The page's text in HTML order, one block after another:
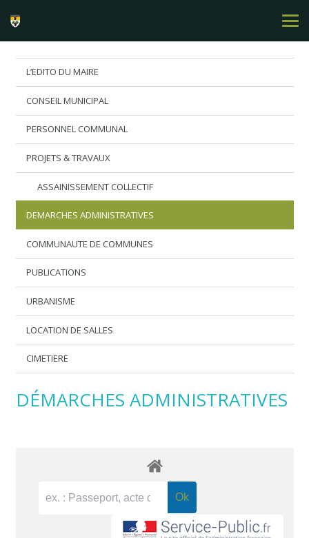
L’EDITO DU MAIRE
CONSEIL MUNICIPAL
PERSONNEL COMMUNAL
PROJETS & TRAVAUX
ASSAINISSEMENT COLLECTIF
DEMARCHES ADMINISTRATIVES
COMMUNAUTE DE COMMUNES
PUBLICATIONS
URBANISME
LOCATION DE SALLES
CIMETIERE
DÉMARCHES ADMINISTRATIVES